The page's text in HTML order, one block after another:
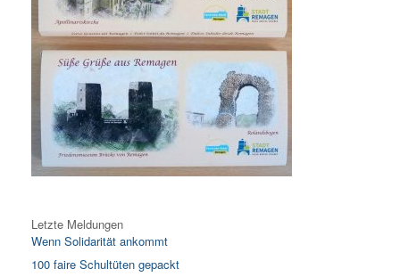
Letzte Meldungen
Wenn Solidarität ankommt
100 faire Schultüten gepackt